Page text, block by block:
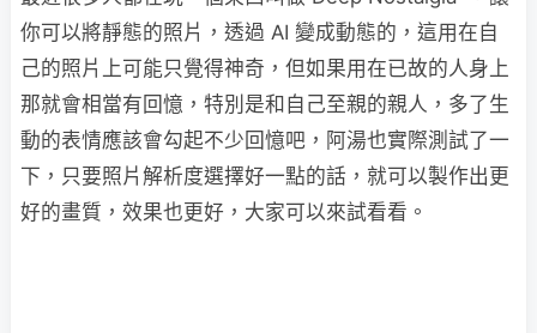
你可以將靜態的照片，透過 AI 變成動態的，這用在自
己的照片上可能只覺得神奇，但如果用在已故的人身上
那就會相當有回憶，特別是和自己至親的親人，多了生
動的表情應該會勾起不少回憶吧，阿湯也實際測試了一
下，只要照片解析度選擇好一點的話，就可以製作出更
好的畫質，效果也更好，大家可以來試看看。